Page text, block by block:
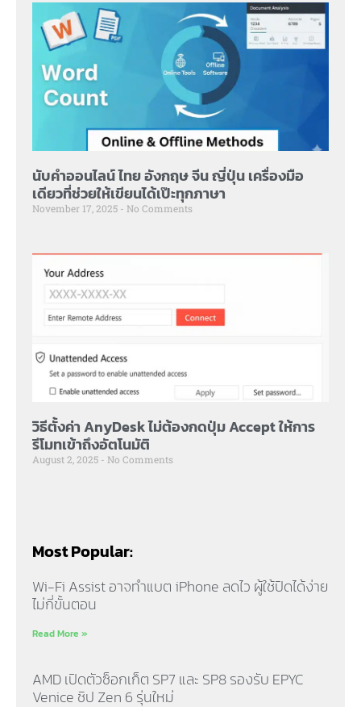
นับคำออนไลน์ ไทย อังกฤษ จีน ญี่ปุ่น เครื่องมือ
เดียวที่ช่วยให้เขียนได้เป๊ะทุกภาษา
November 17, 2025 No Comments
วิธีตั้งค่า AnyDesk ไม่ต้องกดปุ่ม Accept ให้การ
รีโมทเข้าถึงอัตโนมัติ
August 2, 2025 No Comments
Most Popular:
Wi-Fi Assist อาจทำแบต iPhone ลดไว ผู้ใช้ปิดได้ง่าย
ไม่กี่ขั้นตอน
Read More »
AMD เปิดตัวซ็อกเก็ต SP7 และ SP8 รองรับ EPYC
Venice ชิป Zen 6 รุ่นใหม่